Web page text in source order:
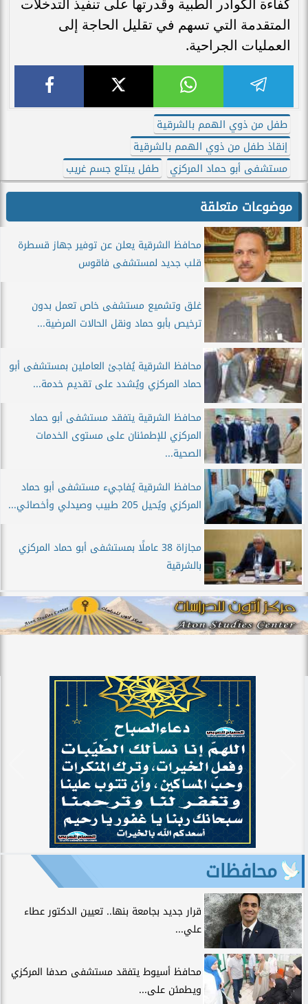
المتقدمة التي تسهم في تقليل الحاجة إلى
العمليات الجراحية.
طفل من ذوي الهمم بالشرقية
إنقاذ طفل من ذوي الهمم بالشرقية
مستشفى أبو حماد المركزي
طفل يبتلع جسم غريب
موضوعات متعلقة
محافظ الشرقية يعلن عن توفير جهاز قسطرة
قلب جديد لمستشفى فاقوس
غلق وتشميع مستشفى خاص تعمل بدون
ترخيص بأبو حماد ونقل الحالات المرضية...
محافظ الشرقية يُفاجئ العاملين بمستشفى أبو
حماد المركزي ويُشدد على تقديم خدمة...
محافظ الشرقية يتفقد مستشفى أبو حماد
المركزي للإطمئنان على مستوى الخدمات
الصحية...
محافظ الشرقية يُفاجيء مستشفى أبو حماد
المركزي ويُحيل 205 طبيب وصيدلي وأخصائي...
مجازاة 38 عاملًا بمستشفى أبو حماد المركزي
بالشرقية
محافظات
قرار جديد بجامعة بنها.. تعيين الدكتور عطاء
علي...
محافظ أسيوط يتفقد مستشفى صدفا المركزي
ويطمئن على...